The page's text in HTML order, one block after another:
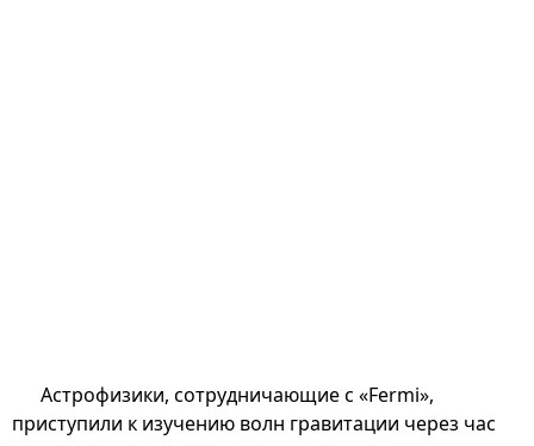
Астрофизики, сотрудничающие с «Fermi»,
приступили к изучению волн гравитации через час